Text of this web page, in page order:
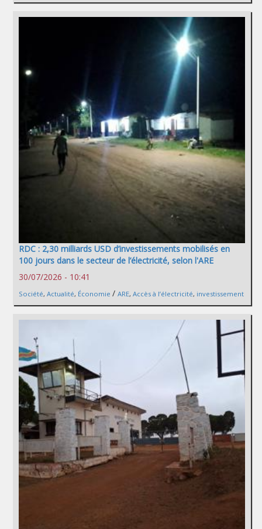
RDC : 2,30 milliards USD d’investissements mobilisés en
100 jours dans le secteur de l’électricité, selon l'ARE
30/07/2026 - 10:41
Société, Actualité, Économie / ARE, Accès à l’électricité, investissement